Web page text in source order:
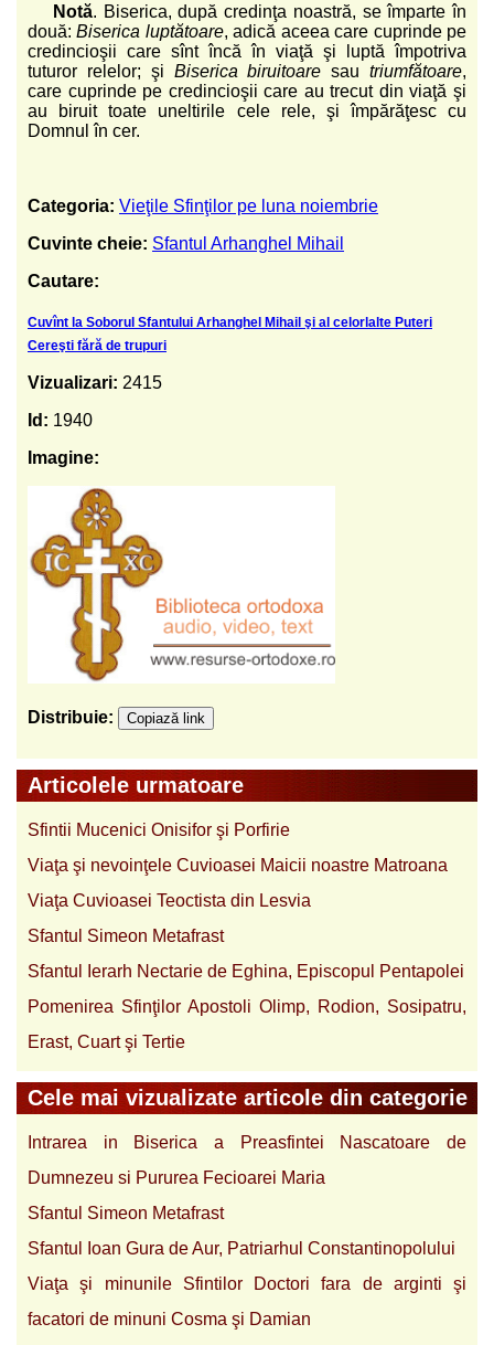
Notă. Biserica, după credinţa noastră, se împarte în
două:Biserica luptătoare, adică aceea care cuprinde pe
credincioşii care sînt încă în viaţă şi luptă împotriva
tuturor relelor; şi Biserica biruitoare sautriumfătoare,
care cuprinde pe credincioşii care au trecut din viaţă şi
au biruit toate uneltirile cele rele, şi împărăţesc cu
Domnul în cer.
Categoria: Vieţile Sfinţilor pe luna noiembrie
Cuvinte cheie: Sfantul Arhanghel Mihail
Cautare:
Cuvînt la Soborul Sfantului Arhanghel Mihail şi al celorlalte Puteri
Cereşti fără de trupuri
Vizualizari: 2415
Id: 1940
Imagine:
Distribuie: Copiază link
Articolele urmatoare
Sfintii Mucenici Onisifor şi Porfirie
Viaţa şi nevoinţele Cuvioasei Maicii noastre Matroana
Viaţa Cuvioasei Teoctista din Lesvia
Sfantul Simeon Metafrast
Sfantul Ierarh Nectarie de Eghina, Episcopul Pentapolei
Pomenirea Sfinţilor Apostoli Olimp, Rodion, Sosipatru,
Erast, Cuart şi Tertie
Cele mai vizualizate articole din categorie
Intrarea in Biserica a Preasfintei Nascatoare de
Dumnezeu si Pururea Fecioarei Maria
Sfantul Simeon Metafrast
Sfantul Ioan Gura de Aur, Patriarhul Constantinopolului
Viaţa şi minunile Sfintilor Doctori fara de arginti şi
facatori de minuni Cosma şi Damian